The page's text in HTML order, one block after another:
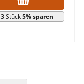
3Stück5% sparen